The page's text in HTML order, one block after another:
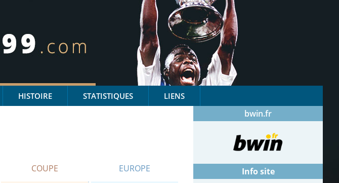
HISTOIRE STATISTIQUES LIENS
COUPE EUROPE
bwin.fr
Info site